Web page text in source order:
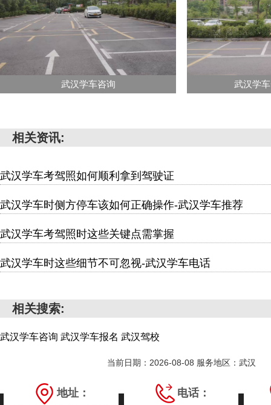
武汉学车咨询 武汉学
相关资讯:
武汉学车考驾照如何顺利拿到驾驶证
武汉学车时侧方停车该如何正确操作-武汉学车推荐
武汉学车考驾照时这些关键点需掌握
武汉学车时这些细节不可忽视-武汉学车电话
相关搜索:
武汉学车咨询 武汉学车报名 武汉驾校
当前日期：2026-08-08 服务地区：武汉
地址： 电话：